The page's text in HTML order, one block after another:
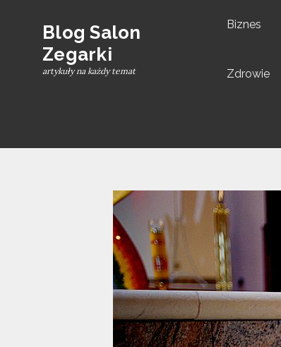
content
Blog Salon
Zegarki
artykuły na każdy temat
Biznes
Zdrowie